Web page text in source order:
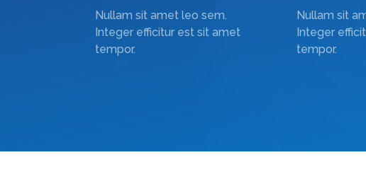
Nullam sit amet leo sem.
Integer efficitur est sit amet
tempor.
Nullam sit
Integer
tempor.